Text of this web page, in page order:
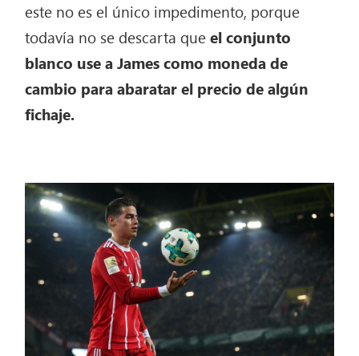
este no es el único impedimento, porque
todavía no se descarta queel conjunto
blanco use a James como moneda de
cambio para abaratar el precio de algún
fichaje.